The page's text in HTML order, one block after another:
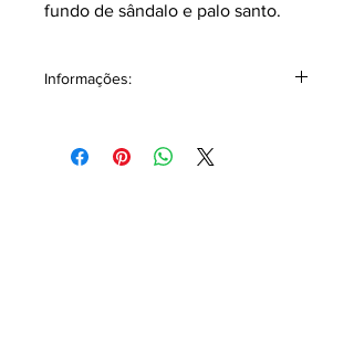
fundo de sândalo e palo santo.
Informações:
Principais notas e acordes.
Saída: Limão Siciliano,